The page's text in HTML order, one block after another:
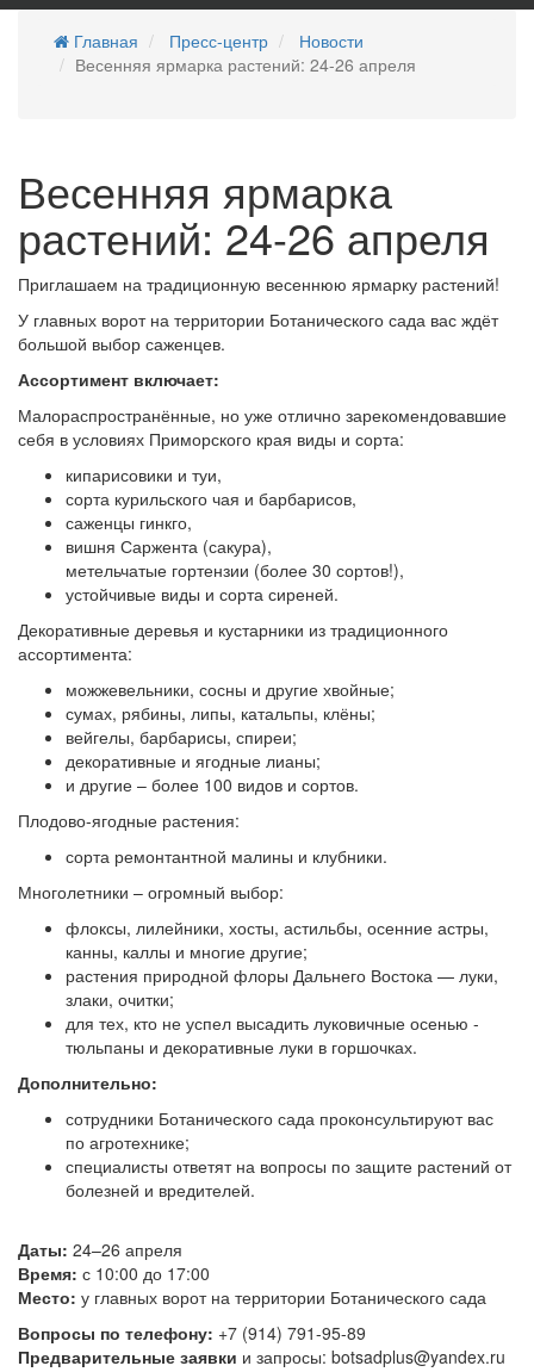
Главная Пресс-центр
Новости
Весенняя ярмарка растений: 24-26 апреля
Весенняя ярмарка
растений: 24-26 апреля
Приглашаем на традиционную весеннюю ярмарку растений!
У главных ворот на территории Ботанического сада вас ждёт
большой выбор саженцев.
Ассортимент включает:
Малораспространённые, но уже отлично зарекомендовавшие
себя в условиях Приморского края виды и сорта:
кипарисовики и туи,
сорта курильского чая и барбарисов,
саженцы гинкго,
вишня Саржента (сакура),
метельчатые гортензии (более 30 сортов!),
устойчивые виды и сорта сиреней.
Декоративные деревья и кустарники из традиционного
ассортимента:
можжевельники, сосны и другие хвойные;
сумах, рябины, липы, катальпы, клёны;
вейгелы, барбарисы, спиреи;
декоративные и ягодные лианы;
и другие – более 100 видов и сортов.
Плодово-ягодные растения:
сорта ремонтантной малины и клубники.
Многолетники – огромный выбор:
флоксы, лилейники, хосты, астильбы, осенние астры,
канны, каллы и многие другие;
растения природной флоры Дальнего Востока — луки,
злаки, очитки;
для тех, кто не успел высадить луковичные осенью -
тюльпаны и декоративные луки в горшочках.
Дополнительно:
сотрудники Ботанического сада проконсультируют вас
по агротехнике;
специалисты ответят на вопросы по защите растений от
болезней и вредителей.
Даты: 24–26 апреля
Время: с 10:00 до 17:00
Место: у главных ворот на территории Ботанического сада
Вопросы по телефону: +7 (914) 791-95-89
Предварительные заявки и запросы: botsadplus@yandex.ru